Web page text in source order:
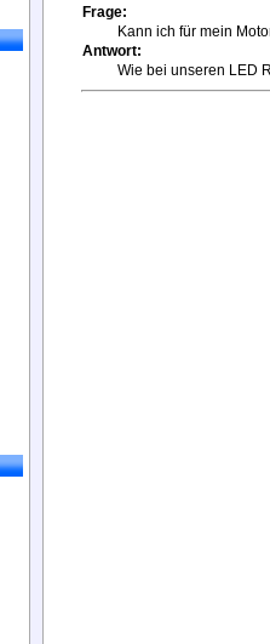
Frage:
Kann ich für mein
Antwort:
Wie bei unseren LED